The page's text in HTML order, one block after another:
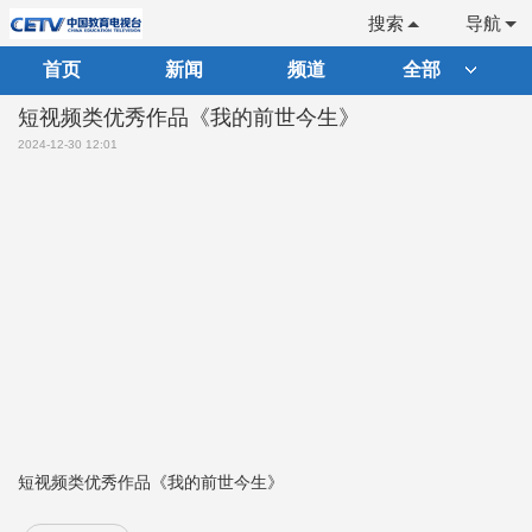
导航
搜索
首页 新闻 频道 全部
短视频类优秀作品《我的前世今生》
2024-12-30 12:01
短视频类优秀作品《我的前世今生》